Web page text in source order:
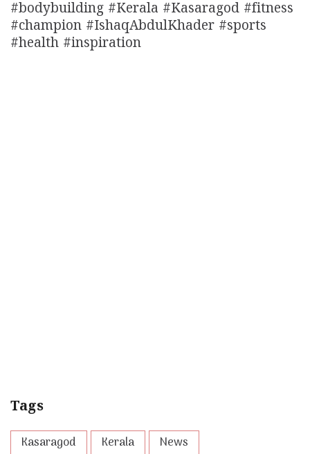
#bodybuilding #Kerala #Kasaragod #fitness
#champion #IshaqAbdulKhader #sports
#health #inspiration
Tags
Kasaragod Kerala
News